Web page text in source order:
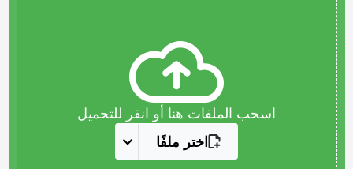
اسحب الملفات هنا أو انقر للتحميل
اختر ملفًا